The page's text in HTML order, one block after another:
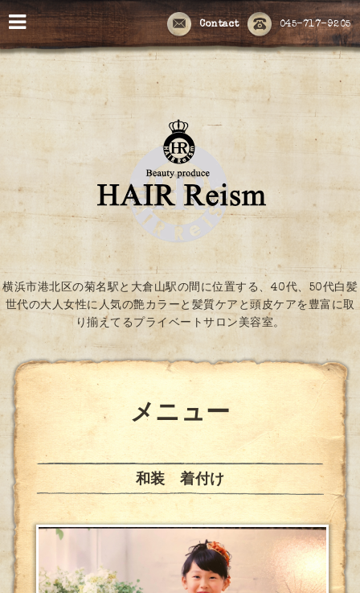
045-717-9205
Contact
横浜市港北区の菊名駅と大倉山駅の間に位置する、40代、50代白髪
世代の大人女性に人気の艶カラーと髪質ケアと頭皮ケアを豊富に取
り揃えてるプライベートサロン美容室。
メニュー
和装 着付け